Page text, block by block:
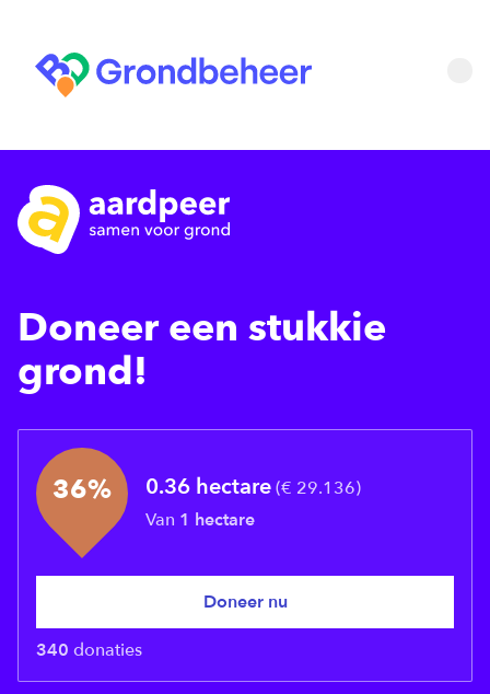
Doneer een stukkie
grond!
36% 0.36 hectare(€ 29.136)
Van 1 hectare
Doneer nu
340 donaties